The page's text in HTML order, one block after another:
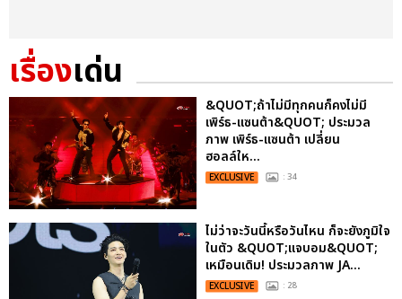
เรื่องเด่น
&QUOT;ถ้าไม่มีทุกคนก็คงไม่มี
เพิร์ธ-แซนต้า&QUOT; ประมวล
ภาพ เพิร์ธ-แซนต้า เปลี่ยน
ฮอลล์ให...
EXCLUSIVE : 34
ไม่ว่าจะวันนี้หรือวันไหน ก็จะยังภูมิใจ
ในตัว &QUOT;แจบอม&QUOT;
เหมือนเดิม! ประมวลภาพ JA...
EXCLUSIVE : 28